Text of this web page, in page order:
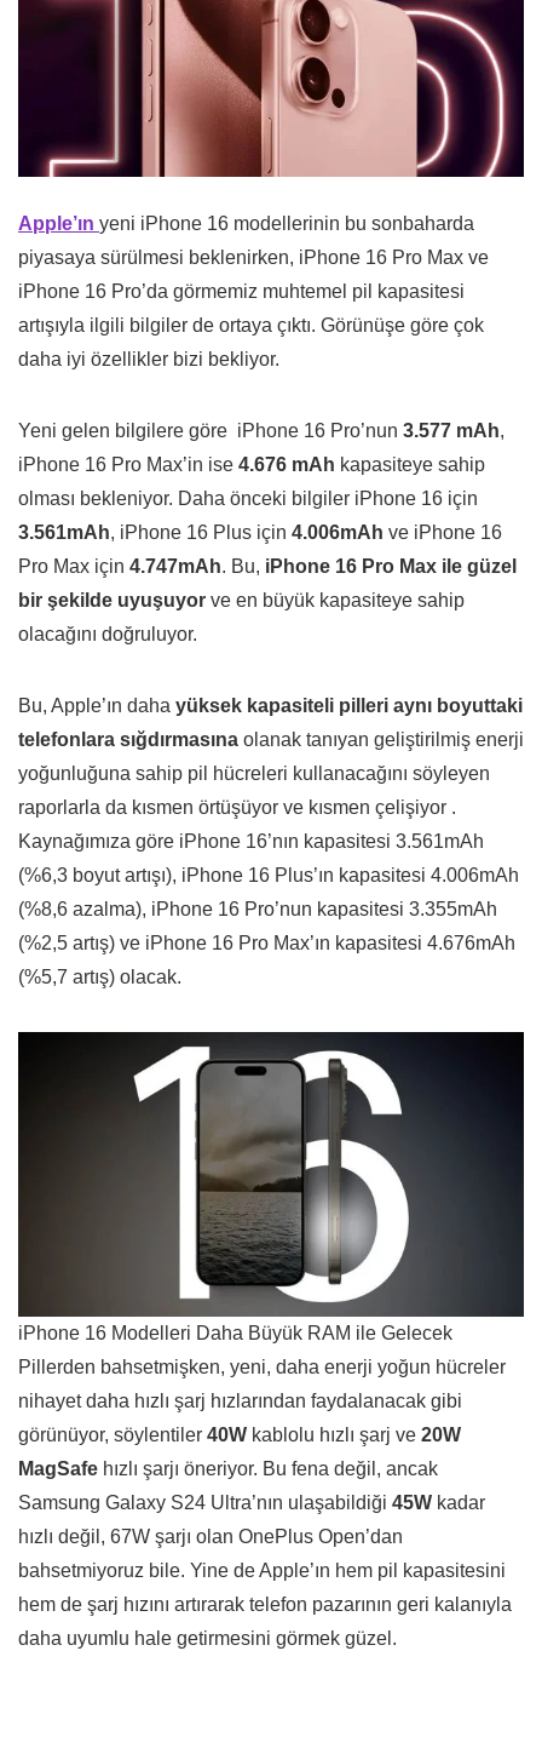
Apple’ın yeni iPhone 16 modellerinin bu sonbaharda
piyasaya sürülmesi beklenirken, iPhone 16 Pro Max ve
iPhone 16 Pro’da görmemiz muhtemel pil kapasitesi
artışıyla ilgili bilgiler de ortaya çıktı. Görünüşe göre çok
daha iyi özellikler bizi bekliyor.
Yeni gelen bilgilere göre iPhone 16 Pro’nun 3.577 mAh,
iPhone 16 Pro Max’in ise 4.676 mAh kapasiteye sahip
olması bekleniyor. Daha önceki bilgiler iPhone 16 için
3.561mAh, iPhone 16 Plus için 4.006mAh ve iPhone 16
Pro Max için 4.747mAh. Bu, iPhone 16 Pro Max ile güzel
bir şekilde uyuşuyor ve en büyük kapasiteye sahip
olacağını doğruluyor.
Bu, Apple’ın daha yüksek kapasiteli pilleri aynı boyuttaki
telefonlara sığdırmasına olanak tanıyan geliştirilmiş enerji
yoğunluğuna sahip pil hücreleri kullanacağını söyleyen
raporlarla da kısmen örtüşüyor ve kısmen çelişiyor .
Kaynağımıza göre iPhone 16’nın kapasitesi 3.561mAh
(%6,3 boyut artışı), iPhone 16 Plus’ın kapasitesi 4.006mAh
(%8,6 azalma), iPhone 16 Pro’nun kapasitesi 3.355mAh
(%2,5 artış) ve iPhone 16 Pro Max’ın kapasitesi 4.676mAh
(%5,7 artış) olacak.
iPhone 16 Modelleri Daha Büyük RAM ile Gelecek
Pillerden bahsetmişken, yeni, daha enerji yoğun hücreler
nihayet daha hızlı şarj hızlarından faydalanacak gibi
görünüyor, söylentiler 40W kablolu hızlı şarj ve 20W
MagSafe hızlı şarjı öneriyor. Bu fena değil, ancak
Samsung Galaxy S24 Ultra’nın ulaşabildiği 45W kadar
hızlı değil, 67W şarjı olan OnePlus Open’dan
bahsetmiyoruz bile. Yine de Apple’ın hem pil kapasitesini
hem de şarj hızını artırarak telefon pazarının geri kalanıyla
daha uyumlu hale getirmesini görmek güzel.